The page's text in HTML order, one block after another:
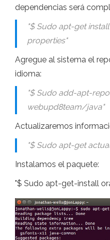
dependencias será
"$ Sudo apt-get
properties"
Agregue al sistema el
idioma:
"$ Sudo add-apt-
webupd8team/java"
Actualizaremos
"$ Sudo apt-get
Instalamos el paquete:
"$ Sudo apt-get-install